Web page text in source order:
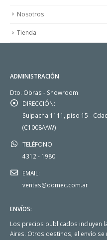
Nosotros
Tienda
ADMINISTRACIÓN
Dto. Obras - Showroom
DIRECCIÓN:
Suipacha 1111, piso 15 -
(C1008AAW)
TELÉFONO:
4312 - 1980
EMAIL:
ventas@domec.com.ar
ENVÍOS:
Los precios publicados incluyen
Aires. Otros destinos, el envío